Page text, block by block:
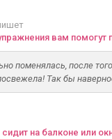
вам помогут
поменялась, после
Так бы
сидит на балконе или